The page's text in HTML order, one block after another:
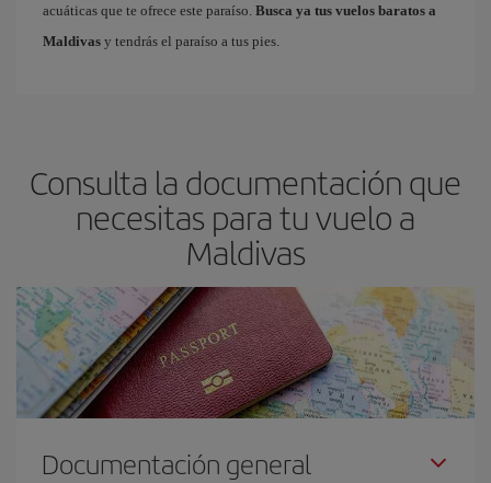
acuáticas que te ofrece este paraíso. Busca ya tus vuelos baratos a
Maldivas y tendrás el paraíso a tus pies.
Consulta la documentación que
necesitas para tu vuelo a
Maldivas
Documentación general